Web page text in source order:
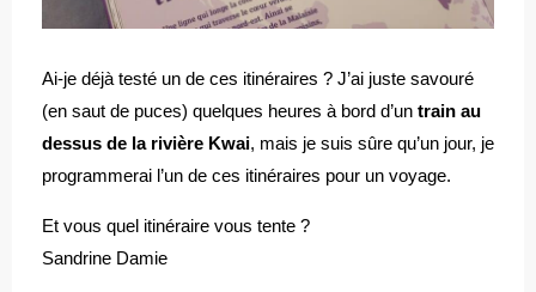
Ai-je déjà testé un de ces itinéraires ? J’ai juste savouré
(en saut de puces) quelques heures à bord d’un train au
dessus de la rivière Kwai, mais je suis sûre qu’un jour, je
programmerai l’un de ces itinéraires pour un voyage.
Et vous quel itinéraire vous tente ?
Sandrine Damie